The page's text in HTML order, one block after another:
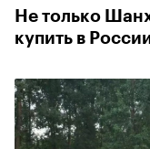
Не только
купить в